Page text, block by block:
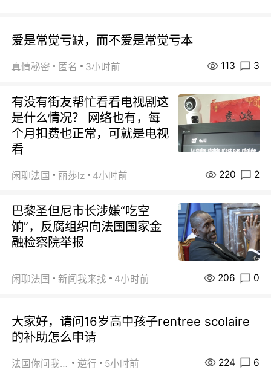
爱是常觉亏缺，而不爱是常觉亏本
真情秘密 匿名 3小时前 113 3
有没有街友帮忙看看电视剧这
是什么情况？ 网络也有，每
个月扣费也正常，可就是电视
看
闲聊法国 丽莎lz 4小时前 220 2
巴黎圣但尼市长涉嫌“吃空
饷”，反腐组织向法国国家金
融检察院举报
闲聊法国 新闻我来找 4小时前 206 0
大家好，请问16岁高中孩子rentree scolaire
的补助怎么申请
法国你问我答 逆行 5小时前 224 6